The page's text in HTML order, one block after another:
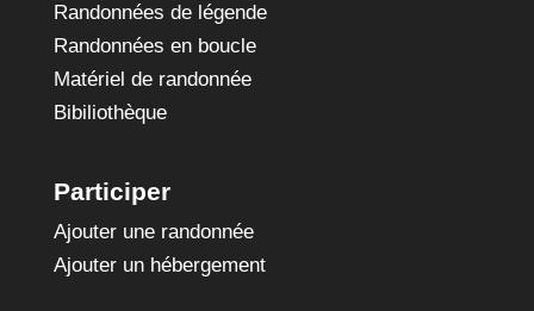
Randonnées de légende
Randonnées en boucle
Matériel de randonnée
Bibiliothèque
Participer
Ajouter une randonnée
Ajouter un hébergement